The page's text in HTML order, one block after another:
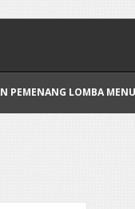
MENULIS OPINI